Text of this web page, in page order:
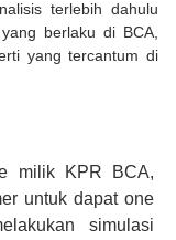
terlebih dahulu
berlaku di BCA,
yang tercantum di
milik KPR BCA,
untuk dapat one
simulasi